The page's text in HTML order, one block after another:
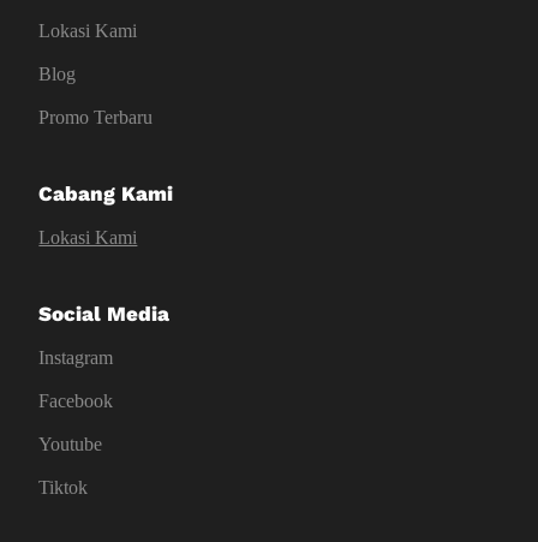
Lokasi Kami
Blog
Promo Terbaru
Cabang Kami
Lokasi Kami
Social Media
Instagram
Facebook
Youtube
Tiktok